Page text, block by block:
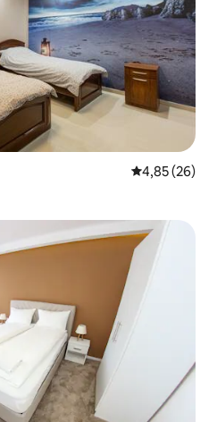
4,85 de uma
4,85 (26)